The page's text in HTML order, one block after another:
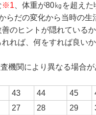
※1 、体重が80㎏を超え
からだの変化から当時の生
のヒントが隠れている
れば、何をすれば良い
機関により異なる場合が
43 44 45
27 28 29